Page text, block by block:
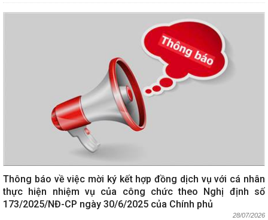
Thông báo về việc mời ký kết hợp đồng dịch vụ với cá nhân
thực hiện nhiệm vụ của công chức theo Nghị định số
173/2025/NĐ-CP ngày 30/6/2025 của Chính phủ
28/07/2026